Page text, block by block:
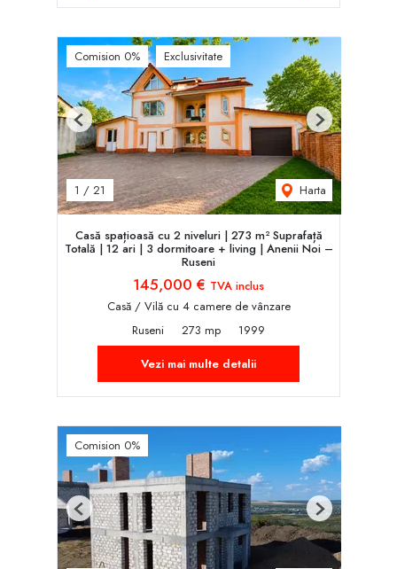
Comision 0% Exclusivitate
1 / 21 Harta
Previous Next
Casă spațioasă cu 2 niveluri | 273 m² Suprafață
Totală | 12 ari | 3 dormitoare + living | Anenii Noi –
Ruseni
145,000 € TVA inclus
Casă / Vilă cu 4 camere de vânzare
Ruseni
273 mp
1999
Vezi mai multe detalii
Comision 0%
Previous Next